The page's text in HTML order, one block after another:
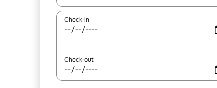
Check-in
Check-out